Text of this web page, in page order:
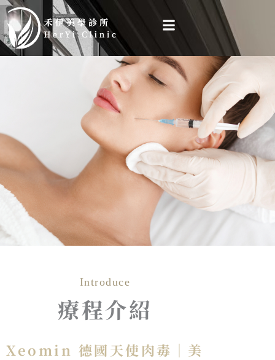
跳
至
主
不走冤枉路，第一次就打對！
Xeomin 德國天使肉毒｜台灣唯一淨化型肉
毒，精準、安全、快速
Introduce
療程介紹
Xeomin 德國天使肉毒｜美